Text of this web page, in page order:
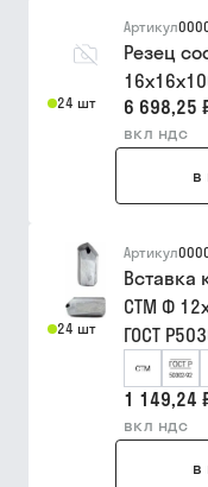
24 шт
Артикул
Резец
6 698,25
вкл ндс
в
24 шт
Артикул
Вставка
СТМ Ф
ГОСТ
1 149,24
вкл ндс
в